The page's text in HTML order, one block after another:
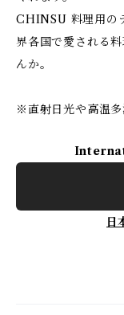
CHINSU 料理用の
界各国で愛される
んか。
※直射日光や高温多
日